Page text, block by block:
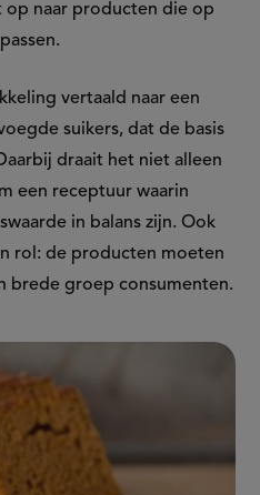
naar producten die op
vertaald naar een
suikers, dat de basis
draait het niet alleen
een receptuur waarin
in balans zijn. Ook
rol: de producten moeten
brede groep consumenten.